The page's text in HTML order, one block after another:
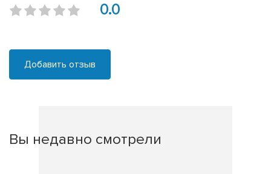
0.0
Добавить отзыв
Вы недавно смотрели